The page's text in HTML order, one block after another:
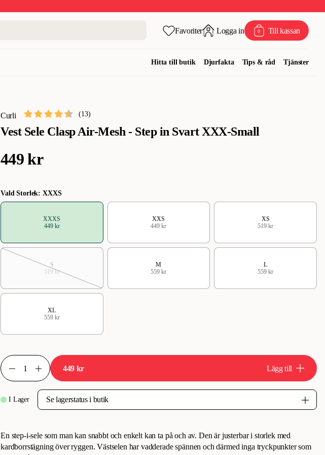
Favoriter Logga in 0 Till kassan
Hitta till butik Djurfakta Tips & råd Tjänster
Curli
Vest Sele Clasp Air-Mesh - Step in Svart XXX-Small
(13)
449 kr
Vald Storlek: XXXS
XXXS
449 kr
XXS
449 kr
XS
519 kr
S
519 kr
M
559 kr
L
559 kr
XL
559 kr
449 kr Lägg till
I Lager
En step-i-sele som man kan snabbt och enkelt kan ta på och av. Den är justerbar i storlek med
kardborrstägning över ryggen. Västselen har vadderade spännen och därmed inga tryckpunkter som